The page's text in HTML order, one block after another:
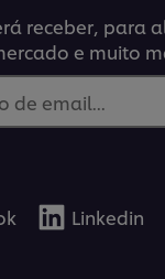
receber, para
e muito
de email...
Linkedin